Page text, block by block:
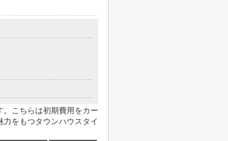
こちらは初期費用をカー
力をもつタウンハウスタイ